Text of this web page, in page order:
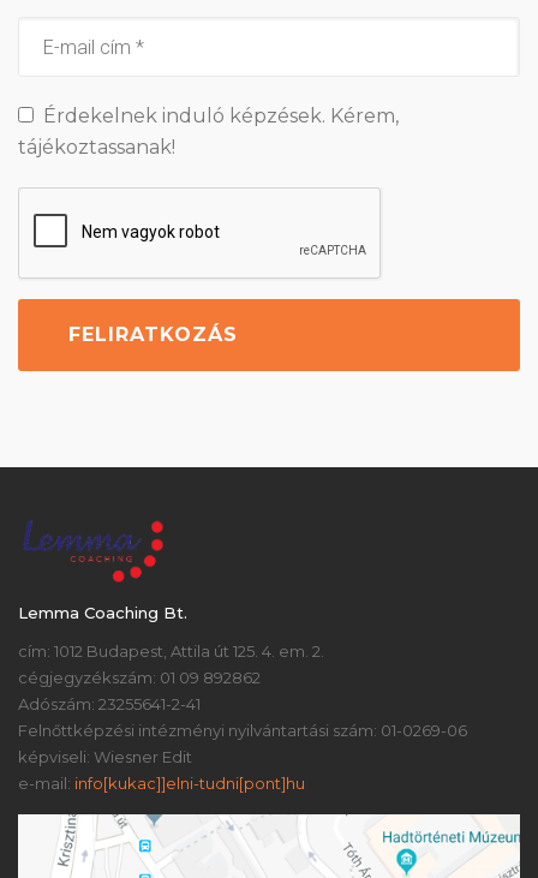
Érdekelnek induló képzések. Kérem,
tájékoztassanak!
Lemma Coaching Bt.
cím: 1012 Budapest, Attila út 125. 4. em. 2.
cégjegyzékszám: 01 09 892862
Adószám: 23255641-2-41
Felnőttképzési intézményi nyilvántartási szám: 01-0269-06
képviseli: Wiesner Edit
e-mail: info[kukac]]elni-tudni[pont]hu